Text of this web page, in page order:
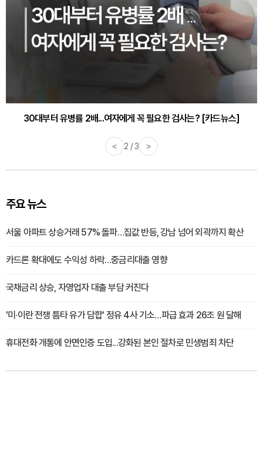
30대부터 유병률 2배...여자에게 꼭 필요한 검사는? [카드뉴스]
감기·독감 예방하고 면역력 높이는 4가지 영양제 [카드뉴스]
< 2 / 3 >
주요 뉴스
서울 아파트 상승거래 57% 돌파…집값 반등, 강남 넘어 외곽까지 확산
카드론 확대에도 수익성 하락…중금리대출 영향
국채금리 상승, 자영업자 대출 부담 커진다
'미·이란 전쟁 틈타 유가 담합' 정유 4사 기소…파급 효과 26조 원 달해
휴대전화 개통에 안면인증 도입...강화된 본인 절차로 민생범죄 차단